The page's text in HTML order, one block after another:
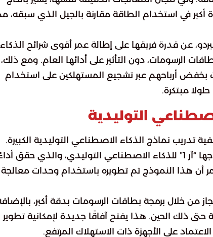
في استخدام الطاقة مقارنة بالجيل الذي سبقه،
عن قدرة فريقها على إطالة عمر أقوى شرائح الذكاء
الرسومات، دون التأثير على أدائها العام. ومع ذلك،
أرباحهم عبر تشجيع المستهلكين على استخدام
مبتكرة.
التوليدية
تدريب نماذج الذكاء الاصطناعي التوليدية الكبيرة.
ففي يناير الماضي، قدمت شركة ديبسيك الصينية نموذجها “آر 1” للذكاء الاصطناعي التوليدي، والذي حقق
أن هذا النموذج تم تطويره باستخدام وحدات معالجة
من خلال برمجة بطاقات الرسومات بدقة أكبر،
ذلك الحين. هذا يفتح آفاقًا جديدة لإمكانية تطوير
على الأجهزة ذات الاستهلاك المرتفع.